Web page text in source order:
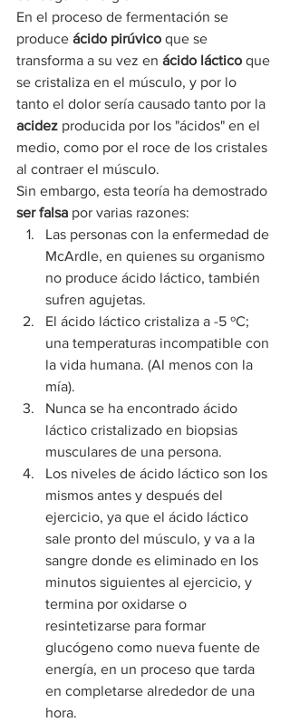
En el proceso de fermentación se
produce ácido pirúvico que se
transforma a su vez en ácido láctico que
se cristaliza en el músculo, y por lo
tanto el dolor sería causado tanto por la
acidez producida por los "ácidos" en el
medio, como por el roce de los cristales
al contraer el músculo.
Sin embargo, esta teoría ha demostrado
ser falsa por varias razones:
Las personas con la enfermedad de
McArdle, en quienes su organismo
no produce ácido láctico, también
sufren agujetas.
El ácido láctico cristaliza a -5 ºC;
una temperaturas incompatible con
la vida humana. (Al menos con la
mía).
Nunca se ha encontrado ácido
láctico cristalizado en biopsias
musculares de una persona.
Los niveles de ácido láctico son los
mismos antes y después del
ejercicio, ya que el ácido láctico
sale pronto del músculo, y va a la
sangre donde es eliminado en los
minutos siguientes al ejercicio, y
termina por oxidarse o
resintetizarse para formar
glucógeno como nueva fuente de
energía, en un proceso que tarda
en completarse alrededor de una
hora.